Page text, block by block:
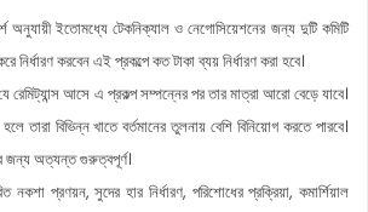
অনুযায়ী ইতোমধ্যে টেকনিক্যাল ও নেগোসিয়েশনের জন্য দুটি কমিটি
নির্ধারণ করবেন এই প্রকল্পে কত টাকা ব্যয় নির্ধারণ করা হবে।
রেমিট্যান্স আসে এ প্রকল্প সম্পন্নের পর তার মাত্রা আরো বেড়ে যাবে।
তারা বিভিন্ন খাতে বর্তমানের তুলনায় বেশি বিনিয়োগ করতে পারবে।
জন্য অত্যন্ত গুরুত্বপূর্ণ।
নকশা প্রণয়ন, সুদের হার নির্ধারণ, পরিশোধের প্রক্রিয়া, কমার্শিয়াল